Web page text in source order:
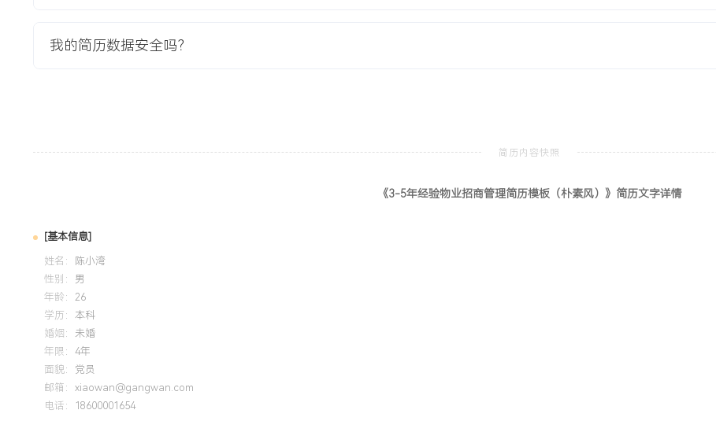
熟悉从市场调研、策略制定到客户签约、租务管理的完整链条，累计管理商业面积超XXX
与品牌焕新，年均完成招商面积XXX平方米，引入区域首进品牌XXX个，项目平均出租率
长期维持在XXX%以上，租金坪效提升XXX%。管理能力：擅长多渠道开拓与客户关系维
护，建立并管理超过XXX家品牌的资源库，通过数据化分析优化招商策略，将招商周期缩
短XXX%，团队协同效率提升XXX%。个人特质：结果导向，具备较强的商务谈判与跨部门
协调能力，能适应多项目并行的高强度工作节奏，以解决实际问题、保障项目出租率与收
益为核心目标。
培训经历
2024-09 -2025-12
我的简历数据安全吗？
《3-5年经验物业招商管理简历模板（朴素风）》简历文字详情
[基本信息]
姓名：
陈小湾
性别： 男
年龄： 26
学历： 本科
婚姻： 未婚
年限： 4年
面貌： 党员
邮箱： xiaowan@gangwan.com
电话：
18600001654